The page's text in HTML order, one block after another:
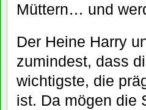
Müttern… und
Der Heine Harry
zumindest, dass
wichtigste, die
ist. Da mögen die